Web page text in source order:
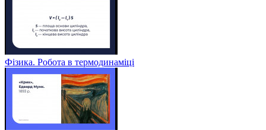
Фізика. Робота в термодинаміці